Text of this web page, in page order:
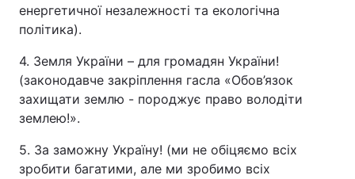
енергетичної незалежності та екологічна
політика).
4. Земля України – для громадян України!
(законодавче закріплення гасла «Обов’язок
захищати землю - породжує право володіти
землею!».
5. За заможну Україну! (ми не обіцяємо всіх
зробити багатими, але ми зробимо всіх